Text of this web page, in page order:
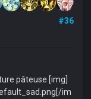
#36
pâteuse [img]
im